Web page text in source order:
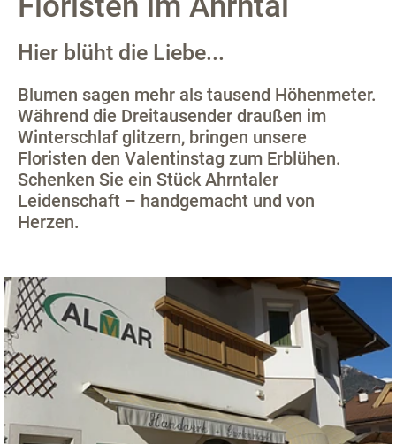
Hier blüht die Liebe...
Blumen sagen mehr als tausend Höhenmeter.
Während die Dreitausender draußen im
Winterschlaf glitzern, bringen unsere
Floristen den Valentinstag zum Erblühen.
Schenken Sie ein Stück Ahrntaler
Leidenschaft – handgemacht und von
Herzen.